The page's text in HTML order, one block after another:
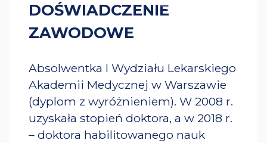
DOŚWIADCZENIE
ZAWODOWE
Absolwentka I Wydziału Lekarskiego
Akademii Medycznej w Warszawie
(dyplom z wyróżnieniem). W 2008 r.
uzyskała stopień doktora, a w 2018 r.
– doktora habilitowanego nauk